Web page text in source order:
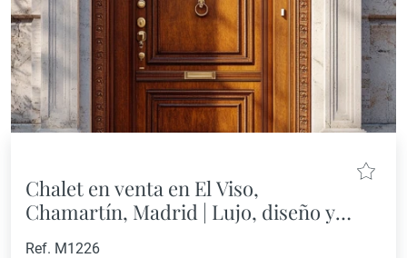
Chalet en venta en El Viso,
Chamartín, Madrid | Lujo, diseño y
ubicación inmejorable
Ref. M1226